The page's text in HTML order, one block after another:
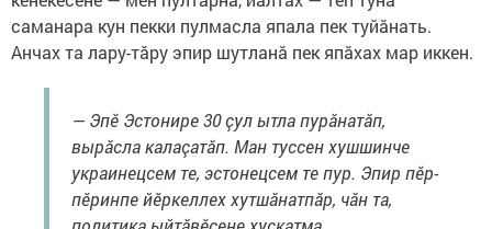
саманара кун пекки пулмасла япала пек туйăнать.
Анчах та лару-тăру эпир шутланă пек япăхах мар иккен.
— Эпӗ Эстонире 30 çул ытла пурăнатăп,
вырăсла калаçатăп. Ман туссен хушшинче
украинецсем те, эстонецсем те пур. Эпир пӗр-
пӗринпе йӗркеллех хутшăнатпăр, чăн та,